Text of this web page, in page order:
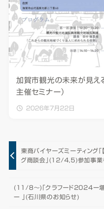
加賀市観光の未来が見え
主催セミナー）
2026年7月22日
東商バイヤーズミーティング「
グ商談会」(12/4,5)参加事業
(11/8～)「クラフード2024ー堪
ー 」(石川県のお知らせ)